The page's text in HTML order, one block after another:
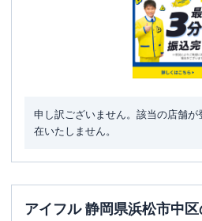
申し訳ございません。該当の店舗
在いたしません。
アイフル 静岡県浜松市中